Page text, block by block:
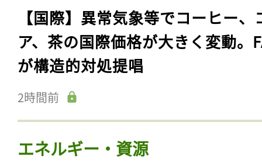
【国際】異常気象等でコーヒー、
ア、茶の国際価格が大きく変動。
が構造的対処提唱
2時間前
エネルギー・資源